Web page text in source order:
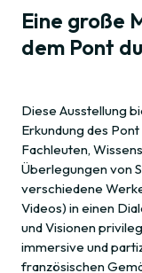
Eine große
dem Pont
Diese Ausstellung
Erkundung des
Fachleuten,
Überlegungen von
verschiedene
Videos) in einen
und Visionen
immersive und
französischen